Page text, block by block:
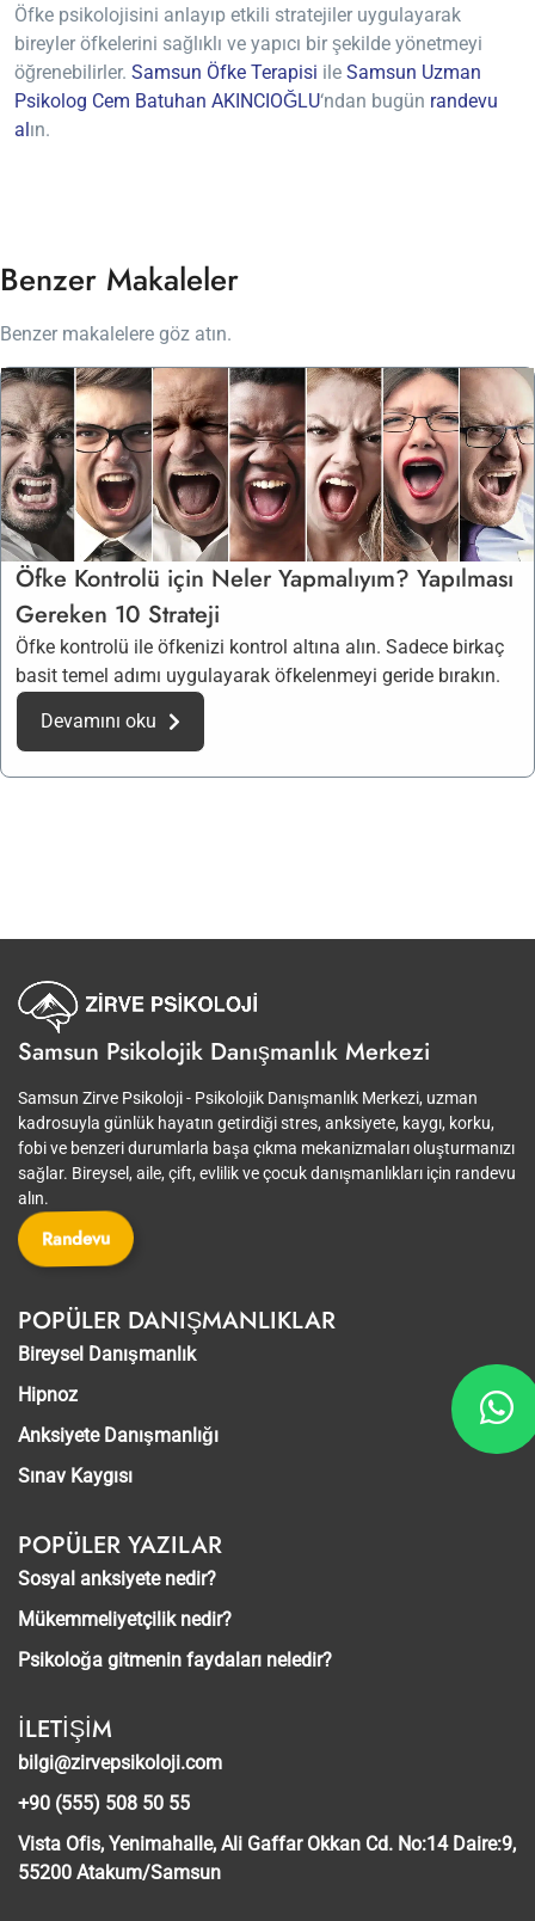
Öfke psikolojisini anlayıp etkili stratejiler uygulayarak
bireyler öfkelerini sağlıklı ve yapıcı bir şekilde yönetmeyi
öğrenebilirler. Samsun Öfke Terapisi ile Samsun Uzman
Psikolog Cem Batuhan AKINCIOĞLU‘ndan bugün randevu
al ın.
Benzer Makaleler
Benzer makalelere göz atın.
Öfke Kontrolü için Neler Yapmalıyım? Yapılması
Gereken 10 Strateji
Öfke kontrolü ile öfkenizi kontrol altına alın. Sadece birkaç
basit temel adımı uygulayarak öfkelenmeyi geride bırakın.
Devamını oku
Samsun Psikolojik Danışmanlık Merkezi
Samsun Zirve Psikoloji - Psikolojik Danışmanlık Merkezi, uzman
kadrosuyla günlük hayatın getirdiği stres, anksiyete, kaygı, korku,
fobi ve benzeri durumlarla başa çıkma mekanizmaları oluşturmanızı
sağlar. Bireysel, aile, çift, evlilik ve çocuk danışmanlıkları için randevu
alın.
Randevu
POPÜLER DANIŞMANLIKLAR
Bireysel Danışmanlık
Hipnoz
Anksiyete Danışmanlığı
Sınav Kaygısı
POPÜLER YAZILAR
Sosyal anksiyete nedir?
Mükemmeliyetçilik nedir?
Psikoloğa gitmenin faydaları neledir?
İLETIŞIM
bilgi@zirvepsikoloji.com
+90 (555) 508 50 55
Vista Ofis, Yenimahalle, Ali Gaffar Okkan Cd. No:14 Daire:9,
55200 Atakum/Samsun